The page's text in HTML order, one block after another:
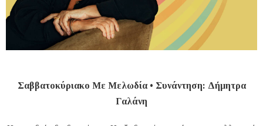
Σαββατοκύριακο Με Μελωδία • Συνάντηση: Δήμητρα
Γαλάνη